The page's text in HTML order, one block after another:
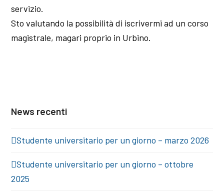
servizio.
Sto valutando la possibilità di iscrivermi ad un corso
magistrale, magari proprio in Urbino.
News recenti
Studente universitario per un giorno – marzo 2026
Studente universitario per un giorno – ottobre
2025